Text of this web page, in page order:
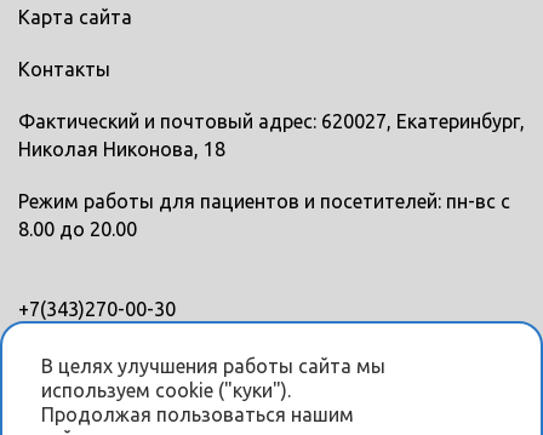
В целях улучшения работы сайта мы
используем cookie ("куки").
Продолжая пользоваться нашим
Карта сайта
Контакты
Фактический и почтовый адрес: 620027, Екатеринбург,
Николая Никонова, 18
Режим работы для пациентов и посетителей: пн-вс с
8.00 до 20.00
+7(343)270-00-30
Мы в соцсетях